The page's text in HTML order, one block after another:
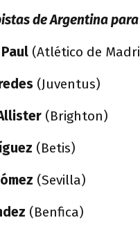
de Argentina
(Atlético de
(Juventus)
(Brighton)
(Betis)
(Sevilla)
(Benfica)